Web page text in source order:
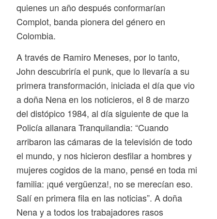
quienes un año después conformarían
Complot, banda pionera del género en
Colombia.
A través de Ramiro Meneses, por lo tanto,
John descubriría el punk, que lo llevaría a su
primera transformación, iniciada el día que vio
a doña Nena en los noticieros, el 8 de marzo
del distópico 1984, al día siguiente de que la
Policía allanara Tranquilandia: “Cuando
arribaron las cámaras de la televisión de todo
el mundo, y nos hicieron desfilar a hombres y
mujeres cogidos de la mano, pensé en toda mi
familia: ¡qué vergüenza!, no se merecían eso.
Salí en primera fila en las noticias”. A doña
Nena y a todos los trabajadores rasos